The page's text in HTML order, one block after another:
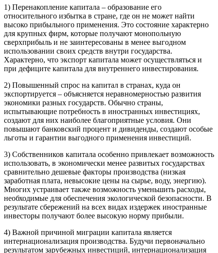
1) Перенакопление капитала – образование его
относительного избытка в стране, где он не может найти
высоко прибыльного применения. Это состояние характерно
для крупных фирм, которые получают монопольную
сверхприбыль и не заинтересованы в менее выгодном
использовании своих средств внутри государства.
Характерно, что экспорт капитала может осуществляться и
при дефиците капитала для внутреннего инвестирования.
2) Повышенный спрос на капитал в странах, куда он
экспортируется – объясняется неравномерностью развития
экономики разных государств. Обычно страны,
испытывающие потребность в иностранных инвестициях,
создают для них наиболее благоприятные условия. Они
повышают банковский процент и дивиденды, создают особые
льготы и гарантии выгодного применения инвестиций.
3) Собственников капитала особенно привлекает возможность
использовать, в экономически менее развитых государствах
сравнительно дешевые факторы производства (низкая
заработная плата, невысокие цены на сырье, воду, энергию).
Многих устраивает также возможность уменьшить расходы,
необходимые для обеспечения экологической безопасности. В
результате сбережений на всех видах издержек иностранные
инвесторы получают более высокую норму прибыли.
4) Важной причиной миграции капитала является
интернационализация производства. Будучи первоначально
результатом зарубежных инвестиций, интернационализация